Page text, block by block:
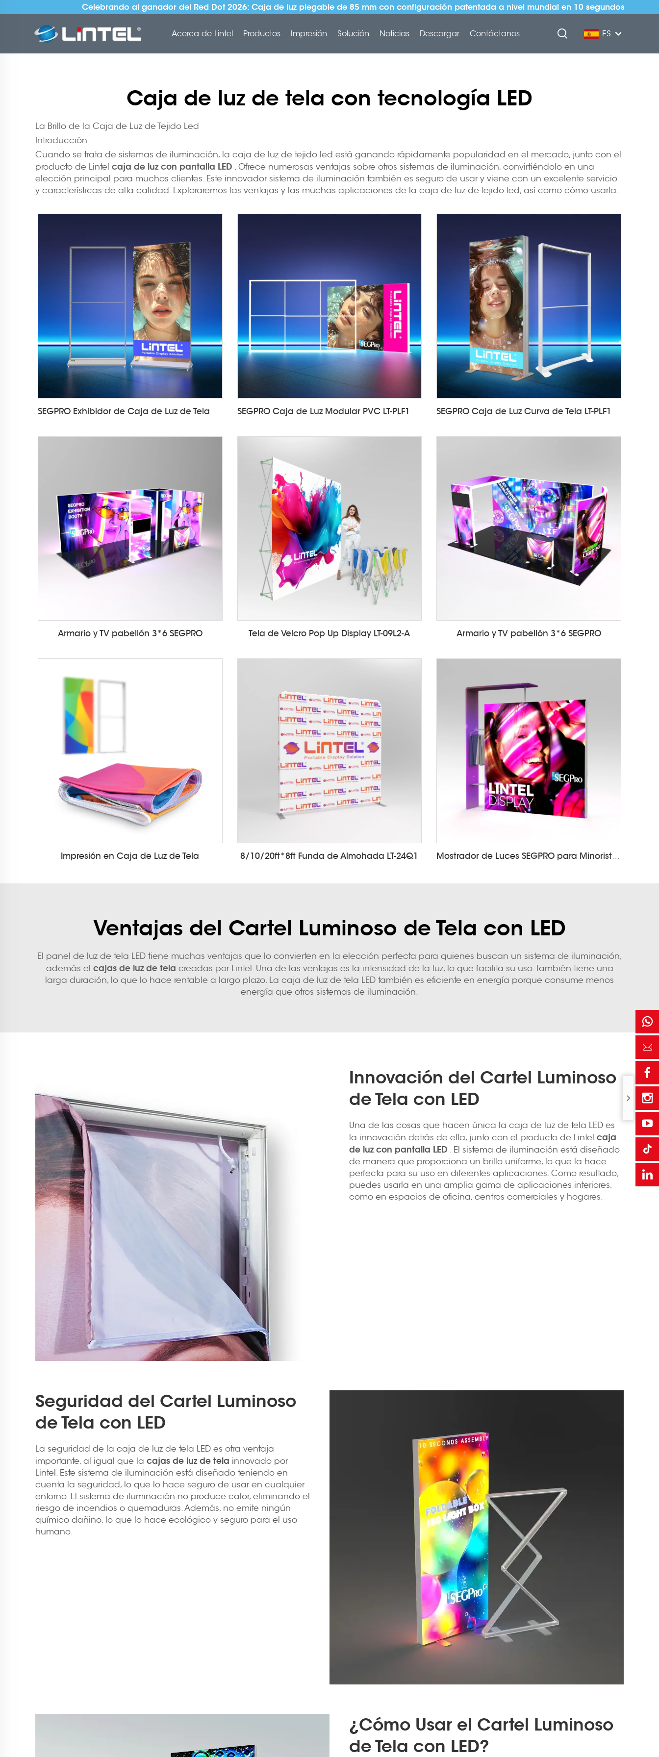
Celebrando al ganador del Red Dot 2026: Caja de luz plegable de 85 mm con configuración patentada a nivel mundial en 10 segundos
Acerca de Lintel Productos Impresión Solución Noticias Descargar Contáctanos ES
Caja de luz de tela con tecnología LED
La Brillo de la Caja de Luz de Tejido Led
Introducción
Cuando se trata de sistemas de iluminación, la caja de luz de tejido led está ganando rápidamente popularidad en el mercado, junto con el
producto de Lintel caja de luz con pantalla LED . Ofrece numerosas ventajas sobre otros sistemas de iluminación, convirtiéndolo en una
elección principal para muchos clientes. Este innovador sistema de iluminación también es seguro de usar y viene con un excelente servicio
y características de alta calidad. Exploraremos las ventajas y las muchas aplicaciones de la caja de luz de tejido led, así como cómo usarla.
SEGPRO Exhibidor de Caja de Luz de Tela Recargable LT-ALF85-T3 SEGPRO Caja de Luz Modular PVC LT-PLF120 3000*2000mm SEGPRO Caja de Luz Curva de Tela LT-PLF120 1000*2000mm
Armario y TV pabellón 3*6 SEGPRO Tela de Velcro Pop Up Display LT-09L2-A Armario y TV pabellón 3*6 SEGPRO
Impresión en Caja de Luz de Tela 8/10/20ft*8ft Funda de Almohada LT-24Q1 Mostrador de Luces SEGPRO para Minoristas
Ventajas del Cartel Luminoso de Tela con LED
El panel de luz de tela LED tiene muchas ventajas que lo convierten en la elección perfecta para quienes buscan un sistema de iluminación,
además el cajas de luz de tela creadas por Lintel. Una de las ventajas es la intensidad de la luz, lo que facilita su uso. También tiene una
larga duración, lo que lo hace rentable a largo plazo. La caja de luz de tela LED también es eficiente en energía porque consume menos
energía que otros sistemas de iluminación.
Innovación del Cartel Luminoso
de Tela con LED
Una de las cosas que hacen única la caja de luz de tela LED es
la innovación detrás de ella, junto con el producto de Lintel caja
de luz con pantalla LED . El sistema de iluminación está diseñado
de manera que proporciona un brillo uniforme, lo que la hace
perfecta para su uso en diferentes aplicaciones. Como resultado,
puedes usarla en una amplia gama de aplicaciones interiores,
como en espacios de oficina, centros comerciales y hogares.
Seguridad del Cartel Luminoso
de Tela con LED
La seguridad de la caja de luz de tela LED es otra ventaja
importante, al igual que la cajas de luz de tela innovado por
Lintel. Este sistema de iluminación está diseñado teniendo en
cuenta la seguridad, lo que lo hace seguro de usar en cualquier
entorno. El sistema de iluminación no produce calor, eliminando el
riesgo de incendios o quemaduras. Además, no emite ningún
químico dañino, lo que lo hace ecológico y seguro para el uso
humano.
¿Cómo Usar el Cartel Luminoso
de Tela con LED?